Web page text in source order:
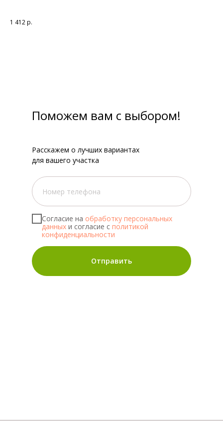
1 412р.
Согласие на обработку персональных
данных и согласие с политикой
конфиденциальности
Отправить
Поможем вам с выбором!
Расскажем о лучших вариантах
для вашего участка